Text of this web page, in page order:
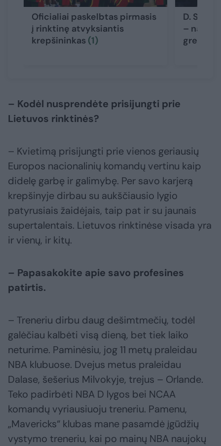
Oficialiai paskelbtas pirmasis
į rinktinę atvyksiantis
krepšininkas (1)
D.
–
gresia
– Kodėl nusprendėte prisijungti prie
Lietuvos rinktinės?
– Kvietimą prisijungti prie vienos geriausių
Europos nacionalinių komandų vertinu kaip
didelę garbę ir galimybę. Per savo karjerą
krepšinyje dirbau su aukščiausio lygio
patyrusiais žaidėjais, taip pat ir su jaunais
supertalentais. Lietuvos rinktinėse visada yra
ir vienų, ir kitų.
– Papasakokite apie savo profesines
patirtis.
– Treneriu dirbu daug dešimtmečių, todėl
galėčiau kalbėti visą dieną, bet tiek laiko
neturime. Paminėsiu, jog 11 metų praleidau
NBA klubuose. Dvejus metus praleidau
Dalase, šešerius Milvokyje, trejus – Orlande.
Teko padirbėti NBA D lygos bei NCAA
komandų vyriausiuoju treneriu. Pamenu,
„Mavericks“ klubas mane pasamdė įgūdžių
vystymo treneriu, kai po mainų NBA naujokų